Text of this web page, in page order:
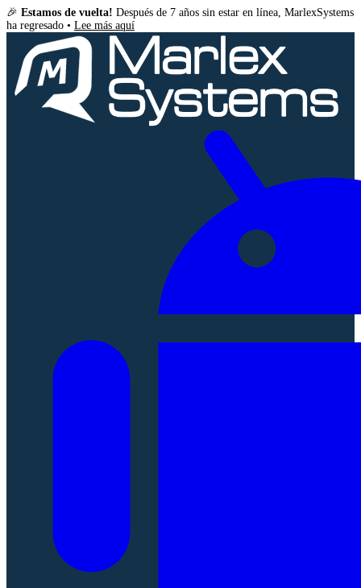
🎉 Estamos de vuelta! Después de 7 años sin estar en línea, MarlexSystems
ha regresado • Lee más aquí